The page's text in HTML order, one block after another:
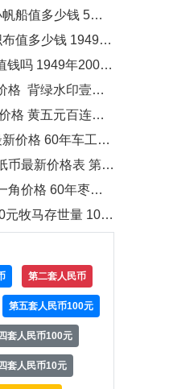
钱 5元帆船火车价格
钱 1949年5元织布价格
年200元人民币价格
绿水印壹角冠号
五元百连最新价格
年车工2元最新收藏价格
第二套人民币红五元最新价值
红一角人民币回收价格
10000元牧马图纸币拍卖价格
第二套人民币
第五套人民币100元
套人民币100元
套人民币10元